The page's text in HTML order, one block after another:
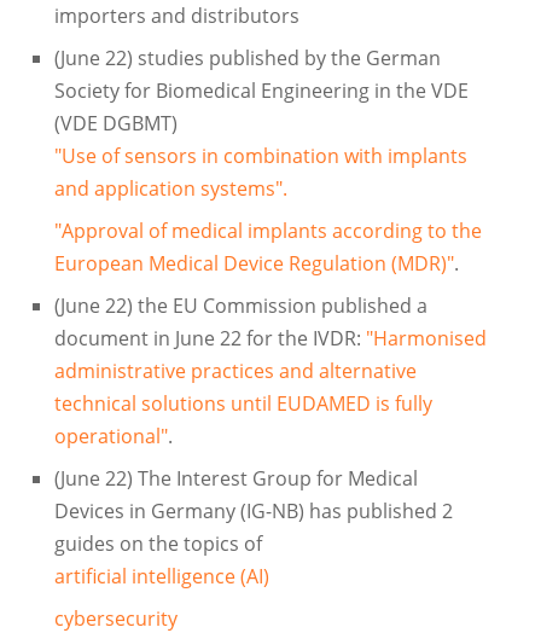
importers and distributors
(June 22) studies published by the German
Society for Biomedical Engineering in the VDE
(VDE DGBMT)
"Use of sensors in combination with implants
and application systems".
"Approval of medical implants according to the
European Medical Device Regulation (MDR)".
(June 22) the EU Commission published a
document in June 22 for the IVDR: "Harmonised
administrative practices and alternative
technical solutions until EUDAMED is fully
operational".
(June 22) The Interest Group for Medical
Devices in Germany (IG-NB) has published 2
guides on the topics of
artificial intelligence (AI)
cybersecurity